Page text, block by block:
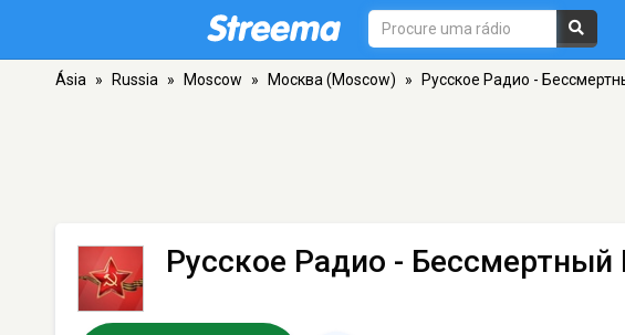
Ásia » Russia » Moscow » Москва (Moscow) » Русское Радио -
Русское Радио - Бессмертный